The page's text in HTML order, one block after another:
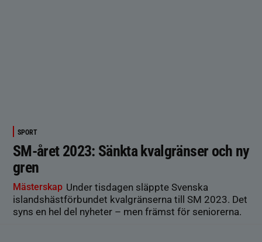
SPORT
SM-året 2023: Sänkta kvalgränser och ny
gren
Mästerskap Under tisdagen släppte Svenska
islandshästförbundet kvalgränserna till SM 2023. Det
syns en hel del nyheter – men främst för seniorerna.